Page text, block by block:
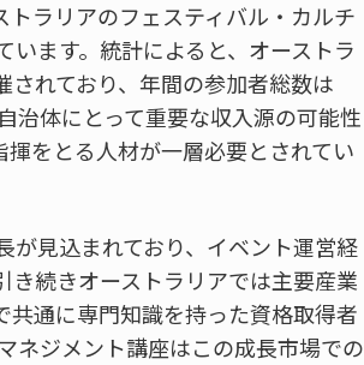
ラリアのフェスティバル・カルチ
ます。統計によると、オーストラ
れており、年間の参加者総数は
治体にとって重要な収入源の可能性
をとる人材が一層必要とされてい
が見込まれており、イベント運営経
続きオーストラリアでは主要産業
通に専門知識を持った資格取得者
ネジメント講座はこの成長市場での